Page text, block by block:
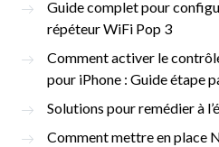
Guide complet pour
répéteur WiFi Pop 3
Comment activer le
pour iPhone : Guide étape
Solutions pour remédier à
Comment mettre en place